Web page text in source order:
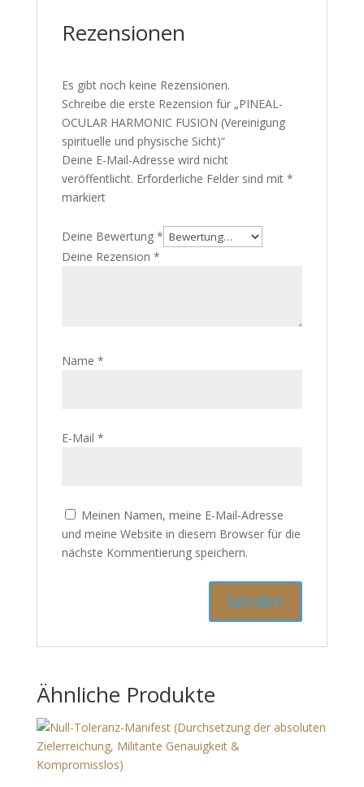
Rezensionen
Es gibt noch keine Rezensionen.
Schreibe die erste Rezension für „PINEAL-
OCULAR HARMONIC FUSION (Vereinigung
spirituelle und physische Sicht)“
Deine E-Mail-Adresse wird nicht
veröffentlicht. Erforderliche Felder sind mit *
markiert
Deine Bewertung *
Deine Rezension *
Name *
E-Mail *
Meinen Namen, meine E-Mail-Adresse
und meine Website in diesem Browser für die
nächste Kommentierung speichern.
Ähnliche Produkte